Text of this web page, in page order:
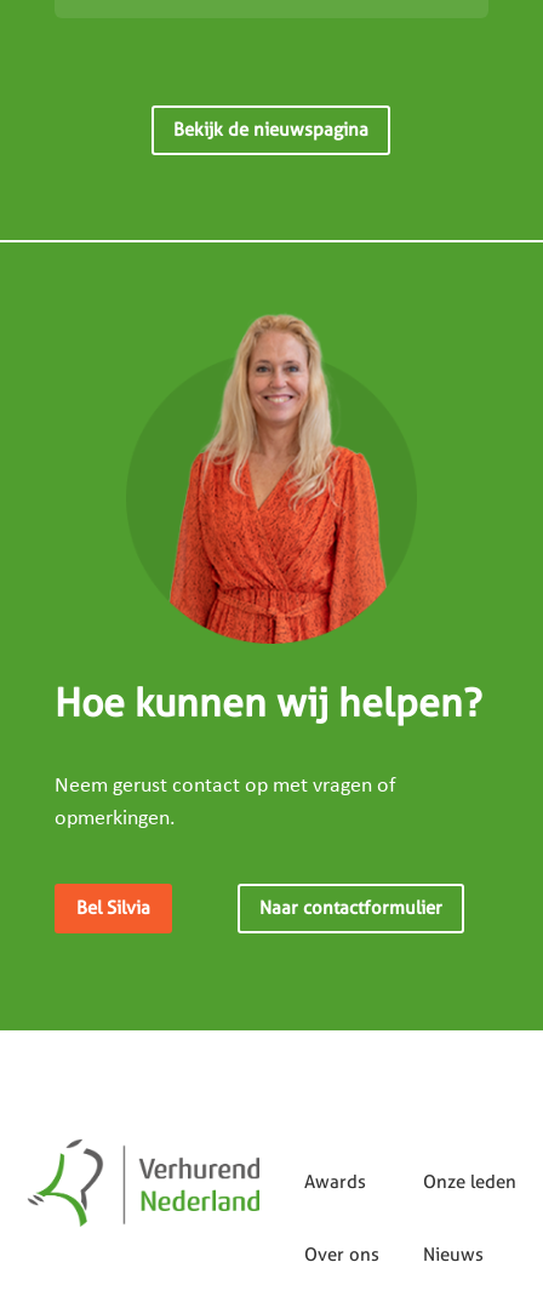
Bekijk de nieuwspagina
Hoe kunnen wij helpen?
Neem gerust contact op met vragen of
opmerkingen.
Bel Silvia Naar contactformulier
Awards
Over ons
Onze leden
Nieuws